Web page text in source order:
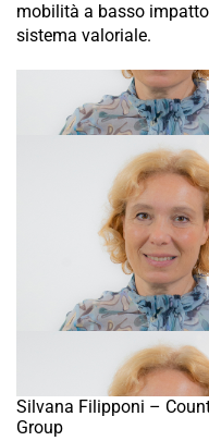
mobilità a basso
sistema valoriale.
Silvana Filipponi –
Group